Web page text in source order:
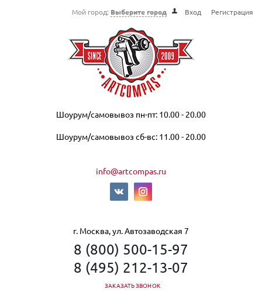
Мой город: Выберите город Вход Регистрация
Шоурум/самовывоз пн-пт: 10.00 - 20.00
Шоурум/самовывоз сб-вс: 11.00 - 20.00
info@artcompas.ru
г. Москва, ул. Автозаводская 7
8 (800) 500-15-97
8 (495) 212-13-07
ЗАКАЗАТЬ ЗВОНОК